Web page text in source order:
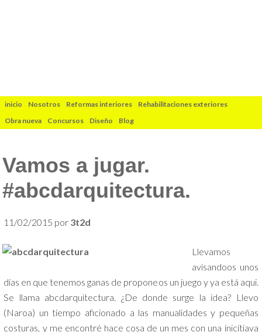
inicio Nosotros Reformas interiores
Rehabilitaciones exteriores
Obra nueva
Concursos Diseño Blog
Vamos a jugar.
#abcdarquitectura.
11/02/2015 por 3t2d
Llevamos
avisandoos unos
días en que tenemos ganas de proponeos un juego y ya está aqui.
Se llama abcdarquitectura. ¿De donde surge la idea? Llevo
(Naroa) un tiempo aficionado a las manualidades y pequeñas
costuras, y me encontré hace cosa de un mes con una inicitiava